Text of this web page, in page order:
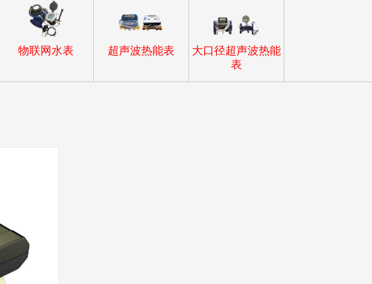
物联网水表 超声波热能表
大口径超声波热能
表